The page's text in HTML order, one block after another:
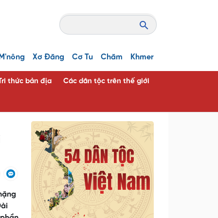
M'nông Xơ Đăng Cơ Tu Chăm Khmer
thức bản địa Các dân tộc trên thế giới